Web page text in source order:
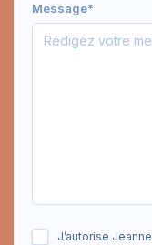
Message*
J’autorise